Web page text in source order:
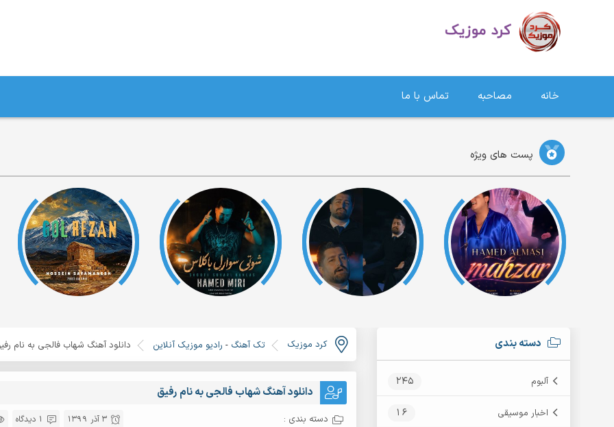
خانه مصاحبه تماس با ما
پست های ویژه
دسته بندی
آلبوم 245
اخبار موسیقی 16
کرد موزیک تک آهنگ - رادیو موزیک آنلاین دانلود آهنگ شهاب فالجی به نام
دانلود آهنگ شهاب فالجی به نام رفیق
دسته بندی : 1 دیدگاه 3 آذر 1399